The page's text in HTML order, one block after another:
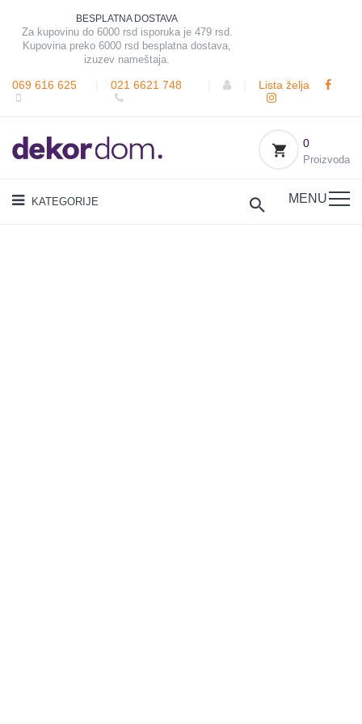
BESPLATNA DOSTAVA
Za kupovinu do 6000 rsd isporuka je 479 rsd.
Kupovina preko 6000 rsd besplatna dostava,
izuzev nameštaja.
069 616 625 021 6621 748 Lista želja
0
Proizvoda
KATEGORIJE MENU